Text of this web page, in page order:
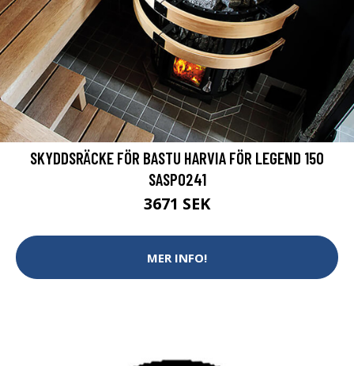
SKYDDSRÄCKE FÖR BASTU HARVIA FÖR LEGEND 150
SASPO241
3671 SEK
MER INFO!